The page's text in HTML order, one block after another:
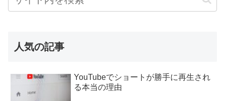
人気の記事
YouTubeでショートが勝手に再生され
る本当の理由